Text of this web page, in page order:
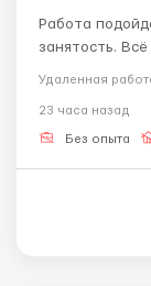
Работа
занятость. Всё общение происходит только в
сообщений —
Удаленная
23 часа назад
Без опыта